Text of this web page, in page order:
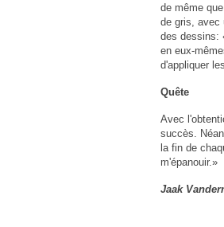
de même
de gris, avec
des dessins:
en eux-
d'appliquer
Quête
Avec
succès.
la fin de
m'épanouir.»
Jaak